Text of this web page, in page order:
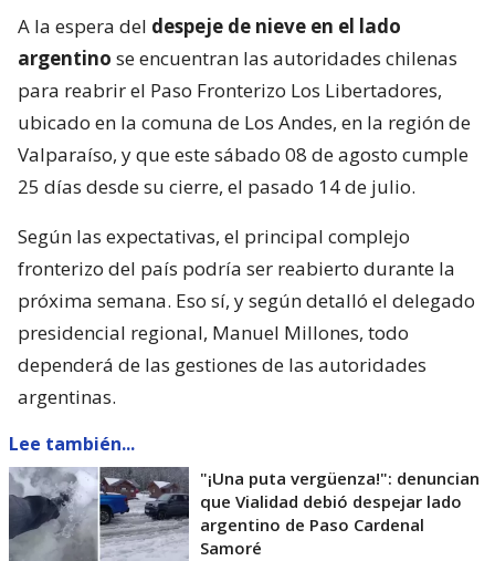
A la espera del despeje de nieve en el lado
argentino se encuentran las autoridades chilenas
para reabrir el Paso Fronterizo Los Libertadores,
ubicado en la comuna de Los Andes, en la región de
Valparaíso, y que este sábado 08 de agosto cumple
25 días desde su cierre, el pasado 14 de julio.
Según las expectativas, el principal complejo
fronterizo del país podría ser reabierto durante la
próxima semana. Eso sí, y según detalló el delegado
presidencial regional, Manuel Millones, todo
dependerá de las gestiones de las autoridades
argentinas.
Lee también...
"¡Una puta vergüenza!": denuncian
que Vialidad debió despejar lado
argentino de Paso Cardenal
Samoré